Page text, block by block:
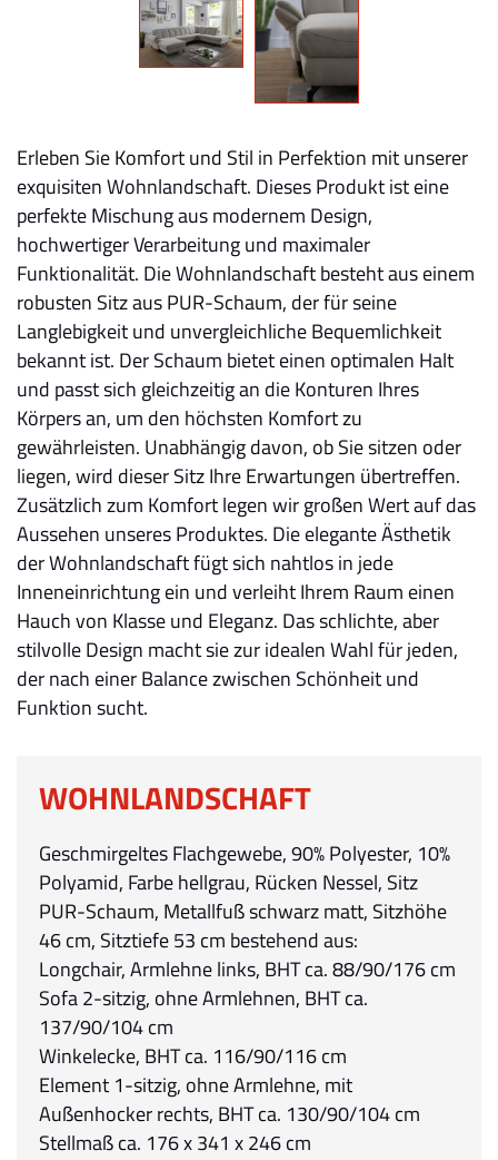
Erleben Sie Komfort und Stil in Perfektion mit unserer
exquisiten Wohnlandschaft. Dieses Produkt ist eine
perfekte Mischung aus modernem Design,
hochwertiger Verarbeitung und maximaler
Funktionalität. Die Wohnlandschaft besteht aus einem
robusten Sitz aus PUR-Schaum, der für seine
Langlebigkeit und unvergleichliche Bequemlichkeit
bekannt ist. Der Schaum bietet einen optimalen Halt
und passt sich gleichzeitig an die Konturen Ihres
Körpers an, um den höchsten Komfort zu
gewährleisten. Unabhängig davon, ob Sie sitzen oder
liegen, wird dieser Sitz Ihre Erwartungen übertreffen.
Zusätzlich zum Komfort legen wir großen Wert auf das
Aussehen unseres Produktes. Die elegante Ästhetik
der Wohnlandschaft fügt sich nahtlos in jede
Inneneinrichtung ein und verleiht Ihrem Raum einen
Hauch von Klasse und Eleganz. Das schlichte, aber
stilvolle Design macht sie zur idealen Wahl für jeden,
der nach einer Balance zwischen Schönheit und
Funktion sucht.
WOHNLANDSCHAFT
Geschmirgeltes Flachgewebe, 90% Polyester, 10%
Polyamid, Farbe hellgrau, Rücken Nessel, Sitz
PUR-Schaum, Metallfuß schwarz matt, Sitzhöhe
46 cm, Sitztiefe 53 cm bestehend aus:
Longchair, Armlehne links, BHT ca. 88/90/176 cm
Sofa 2-sitzig, ohne Armlehnen, BHT ca.
137/90/104 cm
Winkelecke, BHT ca. 116/90/116 cm
Element 1-sitzig, ohne Armlehne, mit
Außenhocker rechts, BHT ca. 130/90/104 cm
Stellmaß ca. 176 x 341 x 246 cm